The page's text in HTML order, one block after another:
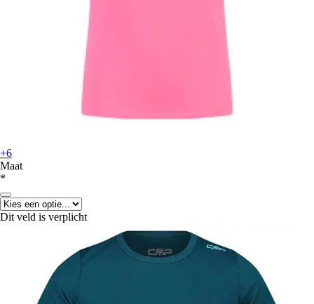
+6
Maat
*
Dit veld is verplicht